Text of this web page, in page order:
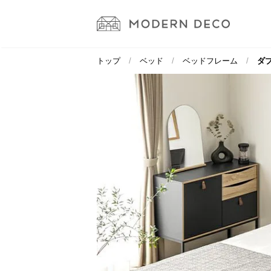
トップ ベッド ベッドフレーム ダ